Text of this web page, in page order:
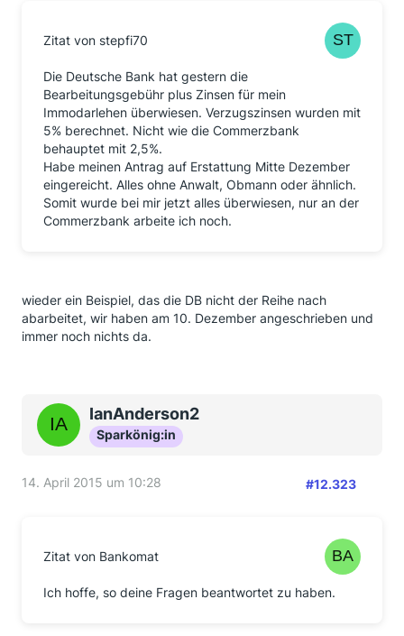
Zitat von stepfi70
Die Deutsche Bank hat gestern die
Bearbeitungsgebühr plus Zinsen für mein
Immodarlehen überwiesen. Verzugszinsen wurden mit
5% berechnet. Nicht wie die Commerzbank
behauptet mit 2,5%.
Habe meinen Antrag auf Erstattung Mitte Dezember
eingereicht. Alles ohne Anwalt, Obmann oder ähnlich.
Somit wurde bei mir jetzt alles überwiesen, nur an der
Commerzbank arbeite ich noch.
wieder ein Beispiel, das die DB nicht der Reihe nach
abarbeitet, wir haben am 10. Dezember angeschrieben und
immer noch nichts da.
IanAnderson2
Sparkönig:in
14. April 2015 um 10:28 #12.323
Zitat von Bankomat
Ich hoffe, so deine Fragen beantwortet zu haben.